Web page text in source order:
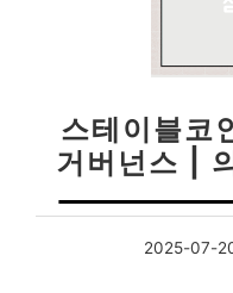
스테이블코
거버넌스 |
2025-07-